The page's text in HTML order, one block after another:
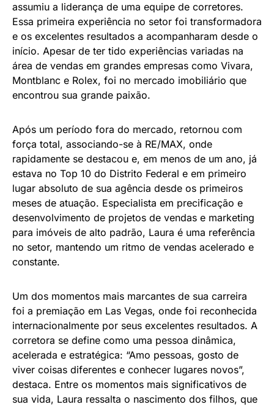
assumiu a liderança de uma equipe de corretores.
Essa primeira experiência no setor foi transformadora
e os excelentes resultados a acompanharam desde o
início. Apesar de ter tido experiências variadas na
área de vendas em grandes empresas como Vivara,
Montblanc e Rolex, foi no mercado imobiliário que
encontrou sua grande paixão.
Após um período fora do mercado, retornou com
força total, associando-se à RE/MAX, onde
rapidamente se destacou e, em menos de um ano, já
estava no Top 10 do Distrito Federal e em primeiro
lugar absoluto de sua agência desde os primeiros
meses de atuação. Especialista em precificação e
desenvolvimento de projetos de vendas e marketing
para imóveis de alto padrão, Laura é uma referência
no setor, mantendo um ritmo de vendas acelerado e
constante.
Um dos momentos mais marcantes de sua carreira
foi a premiação em Las Vegas, onde foi reconhecida
internacionalmente por seus excelentes resultados. A
corretora se define como uma pessoa dinâmica,
acelerada e estratégica: “Amo pessoas, gosto de
viver coisas diferentes e conhecer lugares novos”,
destaca. Entre os momentos mais significativos de
sua vida, Laura ressalta o nascimento dos filhos, que